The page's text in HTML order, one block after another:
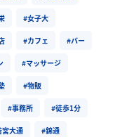
#女子大
#カフェ #バー
#マッサージ
#物販
#事務所 #徒歩1分
宮大通 #錦通